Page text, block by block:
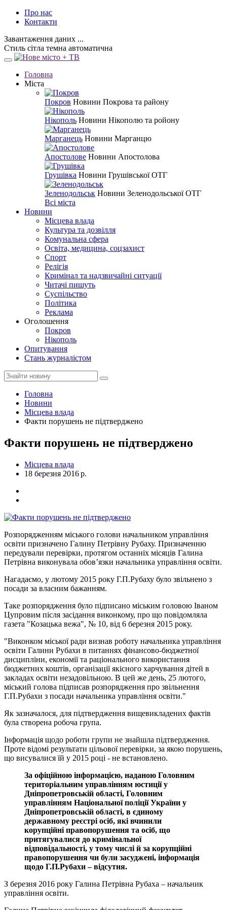
Про нас
Контакти
Завантаження даних ...
Стиль сітла темна автоматична
Головна
Міста
Покров Новини Покрова та району
Нікополь Новини Нікополю та ройону
Марганець Новини Марганцю
Апостолове Новини Апостолова
Грушівка Новини Грушівської ОТГ
Зеленодольськ Новини Зеленодольської ОТГ
Всі міста
Новини
Місцева влада
Культура та дозвілля
Комунальна сфера
Освіта, медицина, соцзахист
Спорт
Релігія
Кримінал та надзвичайні ситуації
Читачі пишуть
Суспільство
Політика
Реклама
Оголошення
Покров
Нікополь
Опитування
Стань журналістом
Головна
Новини
Місцева влада
Факти порушень не підтверджено
Факти порушень не підтверджено
Місцева влада
18 березня 2016 р.
Розпорядженням міського голови начальником управління
освіти призначено Галину Петрівну Рубаху. Призначенню
передували перевірки, протягом останніх місяців Галина
Петрівна виконувала обов’язки начальника управління освіти.
Нагадаємо, у лютому 2015 року Г.П.Рубаху було звільнено з
посади за власним бажанням.
Таке розпорядження було підписано міським головою Іваном
Цупровим після засідання виконкому, про що повідомляла
газета "Козацька вежа", № 10, від 6 березня 2015 року.
"Виконком міської ради визнав роботу начальника управління
освіти Галини Рубахи в питаннях фінансово-бюджетної
дисципліни, економії та раціонального використання
бюджетних коштів, організації якісного харчування дітей в
закладах освіти незадовільною. В цей же день, 25 лютого,
міський голова підписав розпорядження про звільнення
Г.П.Рубахи з посади начальника управління освіти."
Як зазначалося, для підтвердження вищевикладених фактів
була створена робоча група.
Інформація щодо роботи групи не знайшла підтвердження.
Проте відомі результати цільової перевірки, за якою порушень,
що висувалися їй у 2015 році - не встановлено.
За офіційною інформацією, наданою Головним
територіальним управлінням юстиції у
Дніпропетровській області, Головним
управлінням Національної поліції України у
Дніпропетровській області, в єдиному
державному реєстрі осіб, які вчинили
корупційні правопорушення та осіб, що
притягувалися до кримінальної
відповідальності, у тому числі й за корупційні
правопорушення чи були засуджені, інформація
щодо Г.П.Рубахи – відсутня.
З березня 2016 року Галина Петрівна Рубаха – начальник
управління освіти.